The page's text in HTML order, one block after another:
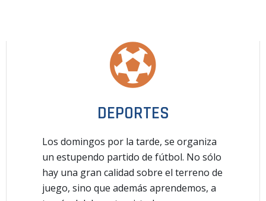
DEPORTES
Los domingos por la tarde, se organiza
un estupendo partido de fútbol. No sólo
hay una gran calidad sobre el terreno de
juego, sino que además aprendemos, a